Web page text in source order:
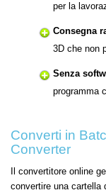
per la
Consegna
3D che non
Senza
programma
Converti in
Converter
Il convertitore online
convertire una cartella